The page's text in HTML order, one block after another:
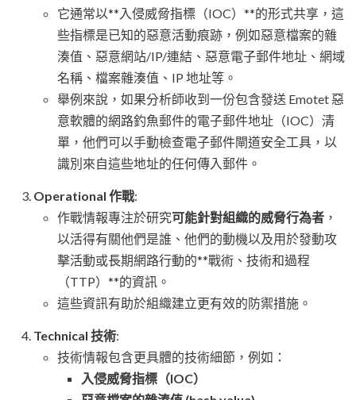
它通常以**入侵威脅指標（IOC）**的形式共享，這
些指標是已知的惡意活動痕跡，例如惡意檔案的雜
湊值、惡意網站/IP/連結、惡意電子郵件地址、網域
名稱、檔案雜湊值、IP 地址等。
舉例來說，如果分析師收到一份包含發送 Emotet 惡
意軟體的網路釣魚郵件的電子郵件地址（IOC）清
單，他們可以手動檢查電子郵件閘道安全工具，以
識別來自這些地址的任何傳入郵件。
Operational 作戰:
作戰情報專注於研究可能針對組織的威脅行為者 ，
以活得有關他們是誰、他們的動機以及用於發動攻
擊活動或長期網路行動的**戰術、技術和過程
（TTP）**的資訊。
這些資訊有助於組織建立更有效的防禦措施。
Technical 技術:
技術情報包含更具體的技術細節，例如：
入侵威脅指標（IOC）